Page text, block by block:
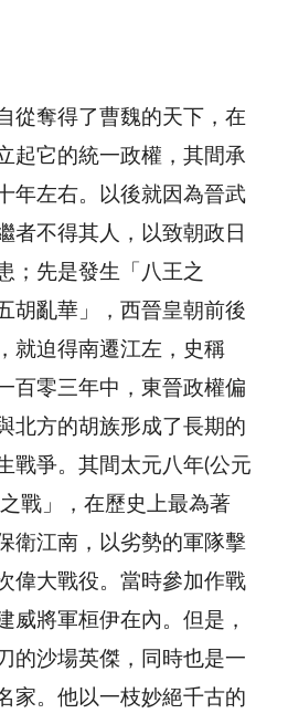
從奪得了曹魏的天下，在
起它的統一政權，其間承
年左右。以後就因為晉武
者不得其人，以致朝政日
；先是發生「八王之
胡亂華」，西晉皇朝前後
就迫得南遷江左，史稱
百零三年中，東晉政權偏
北方的胡族形成了長期的
戰爭。其間太元八年(公元
戰」，在歷史上最為著
衛江南，以劣勢的軍隊擊
偉大戰役。當時參加作戰
威將軍桓伊在內。但是，
的沙場英傑，同時也是一
家。他以一枝妙絕千古的